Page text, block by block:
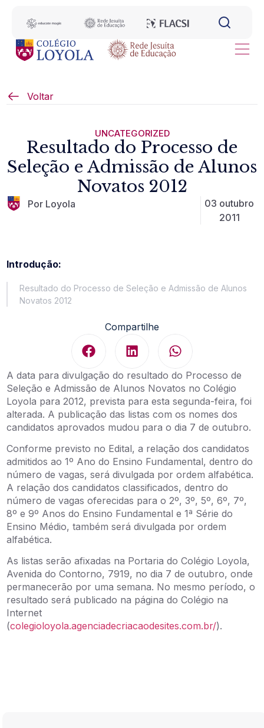
Voltar
UNCATEGORIZED
Resultado do Processo de
Seleção e Admissão de Alunos
Novatos 2012
Por Loyola
03 outubro
2011
Introdução:
Resultado do Processo de Seleção e Admissão de Alunos
Novatos 2012
Compartilhe
A data para divulgação do resultado do Processo de
Seleção e Admissão de Alunos Novatos no Colégio
Loyola para 2012, prevista para esta segunda-feira, foi
alterada. A publicação das listas com os nomes dos
candidatos aprovados mudou para o dia 7 de outubro.
Conforme previsto no Edital, a relação dos candidatos
admitidos ao 1º Ano do Ensino Fundamental, dentro do
número de vagas, será divulgada por ordem alfabética.
A relação dos candidatos classificados, dentro do
número de vagas oferecidas para o 2º, 3º, 5º, 6º, 7º,
8º e 9º Anos do Ensino Fundamental e 1ª Série do
Ensino Médio, também será divulgada por ordem
alfabética.
As listas serão afixadas na Portaria do Colégio Loyola,
Avenida do Contorno, 7919, no dia 7 de outubro, onde
permanecerão por uma semana. No mesmo período, o
resultado será publicado na página do Colégio na
Internet
(colegioloyola.agenciadecriacaodesites.com.br/).